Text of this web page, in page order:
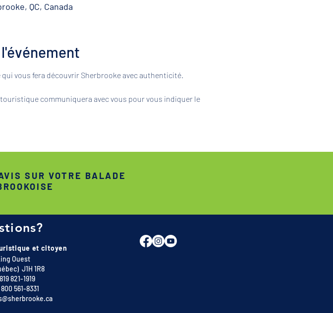
QC, Canada
vous fera découvrir Sherbrooke avec authenticité.
communiquera avec vous pour vous indiquer le
et citoyen
Ouest
J1H 1R8
819 821-1919
800 561-8331
SUR VOTRE BALADE